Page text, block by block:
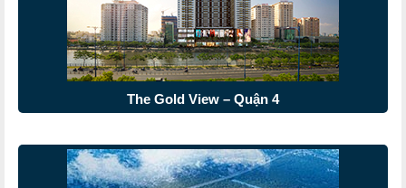
The Gold View – Quận 4